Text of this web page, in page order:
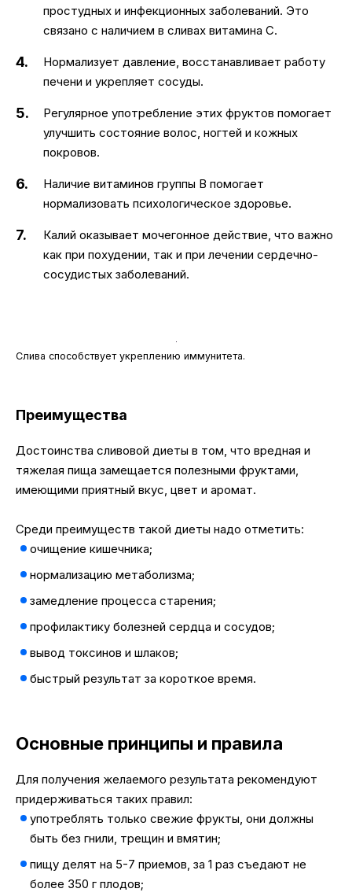
простудных и инфекционных заболеваний. Это
связано с наличием в сливах витамина С.
Нормализует давление, восстанавливает работу
печени и укрепляет сосуды.
Регулярное употребление этих фруктов помогает
улучшить состояние волос, ногтей и кожных
покровов.
Наличие витаминов группы В помогает
нормализовать психологическое здоровье.
Калий оказывает мочегонное действие, что важно
как при похудении, так и при лечении сердечно-
сосудистых заболеваний.
Слива способствует укреплению иммунитета.
Преимущества
Достоинства сливовой диеты в том, что вредная и
тяжелая пища замещается полезными фруктами,
имеющими приятный вкус, цвет и аромат.
Среди преимуществ такой диеты надо отметить:
очищение кишечника;
нормализацию метаболизма;
замедление процесса старения;
профилактику болезней сердца и сосудов;
вывод токсинов и шлаков;
быстрый результат за короткое время.
Основные принципы и правила
Для получения желаемого результата рекомендуют
придерживаться таких правил:
употреблять только свежие фрукты, они должны
быть без гнили, трещин и вмятин;
пищу делят на 5-7 приемов, за 1 раз съедают не
более 350 г плодов;